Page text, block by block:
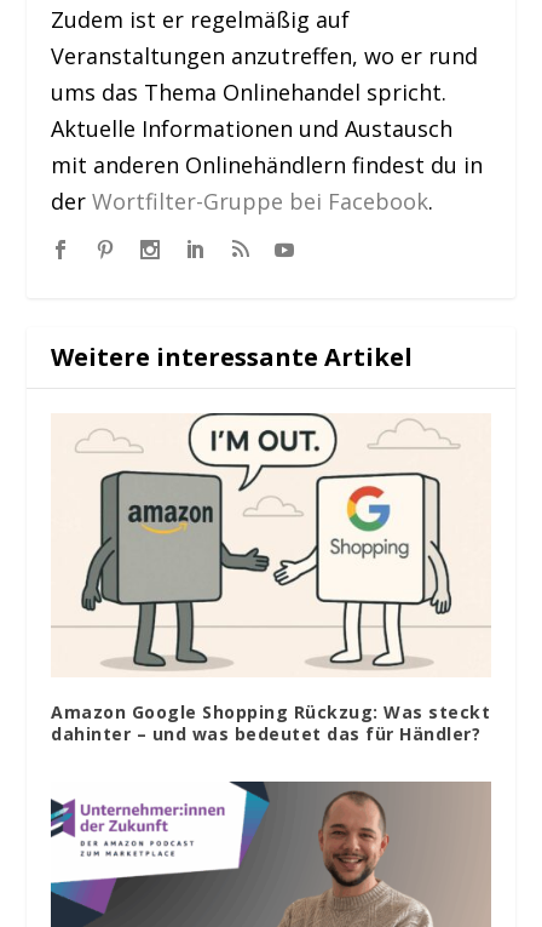
Zudem ist er regelmäßig auf
Veranstaltungen anzutreffen, wo er rund
ums das Thema Onlinehandel spricht.
Aktuelle Informationen und Austausch
mit anderen Onlinehändlern findest du in
derWortfilter-Gruppe bei Facebook.
Weitere interessante Artikel
Amazon Google Shopping Rückzug: Was steckt
dahinter – und was bedeutet das für Händler?